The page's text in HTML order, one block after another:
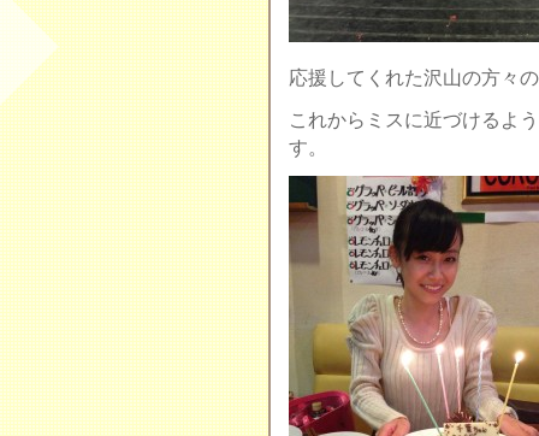
応援してくれた沢山の方々
これからミスに近づけるよ
す。